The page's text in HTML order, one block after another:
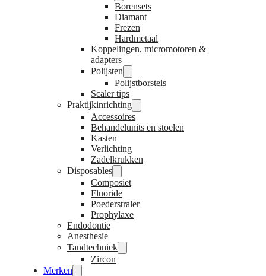
Borensets
Diamant
Frezen
Hardmetaal
Koppelingen, micromotoren &
adapters
Polijsten
Polijstborstels
Scaler tips
Praktijkinrichting
Accessoires
Behandelunits en stoelen
Kasten
Verlichting
Zadelkrukken
Disposables
Composiet
Fluoride
Poederstraler
Prophylaxe
Endodontie
Anesthesie
Tandtechniek
Zircon
Merken